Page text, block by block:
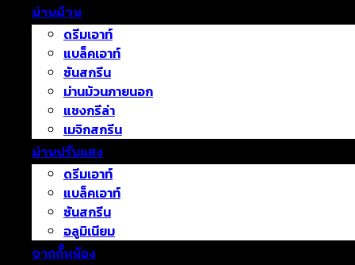
ม่านม้วน
ดรีมเอาท์
แบล็คเอาท์
ซันสกรีน
ม่านม้วนภายนอก
แชงกรีล่า
เมจิกสกรีน
ม่านปรับแสง
ดรีมเอาท์
แบล็คเอาท์
ซันสกรีน
อลูมิเนียม
ฉากกั้นห้อง